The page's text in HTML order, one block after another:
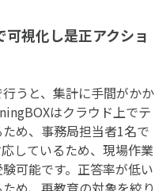
視化し是正アクショ
うと、集計に手間がかか
はクラウド上でテ
め、事務局担当者1名で
しているため、現場作業
可能です。正答率が低い